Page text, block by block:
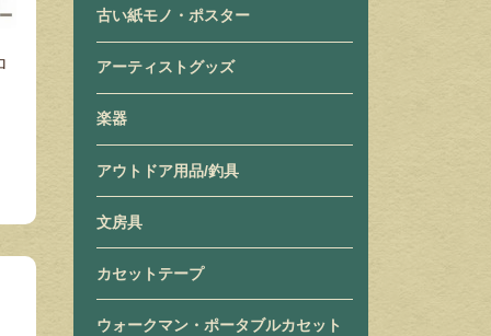
古い紙モノ・ポスター
アーティストグッズ
楽器
アウトドア用品/釣具
文房具
カセットテープ
ウォークマン・ポータブルカセット